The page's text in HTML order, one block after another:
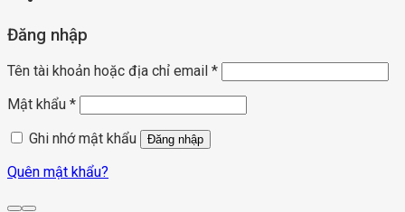
Đăng nhập
Tên tài khoản hoặc địa chỉ email *
Mật khẩu *
Ghi nhớ mật khẩu
Đăng nhập
Quên mật khẩu?